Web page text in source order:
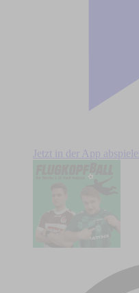
Jetzt in der App abspielen